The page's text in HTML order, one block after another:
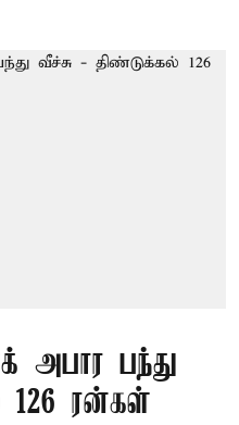
அபார பந்து
126 ரன்கள்